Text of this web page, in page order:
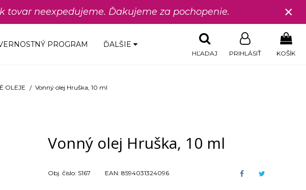
neexpedujeme. Ďakujeme za pochopenie. ×
PROGRAM ĎALŠIE
KOŠÍK
PRIHLÁSIŤ
HĽADAJ
OLEJE Vonný olej Hruška, 10 ml
Vonný olej Hruška, 10 ml
Obj. čislo: S167 EAN: 8594031324096